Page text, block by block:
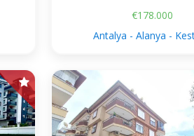
€178.000
Antalya - Alanya -